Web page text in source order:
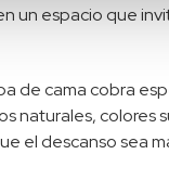
un espacio que
de cama cobra
naturales, colores
el descanso sea